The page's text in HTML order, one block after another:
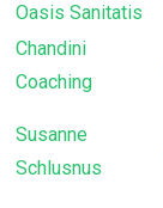
Oasis Sanitatis
Chandini
Coaching
Susanne
Schlusnus